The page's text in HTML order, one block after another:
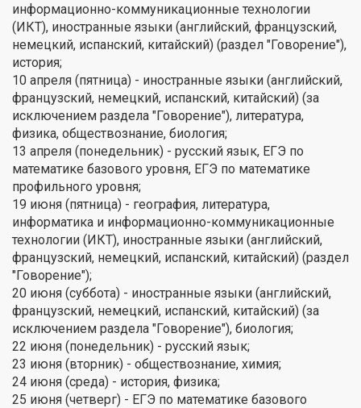
информационно-коммуникационные технологии
(ИКТ), иностранные языки (английский, французский,
немецкий, испанский, китайский) (раздел "Говорение"),
история;
10 апреля (пятница) - иностранные языки (английский,
французский, немецкий, испанский, китайский) (за
исключением раздела "Говорение"), литература,
физика, обществознание, биология;
13 апреля (понедельник) - русский язык, ЕГЭ по
математике базового уровня, ЕГЭ по математике
профильного уровня;
19 июня (пятница) - география, литература,
информатика и информационно-коммуникационные
технологии (ИКТ), иностранные языки (английский,
французский, немецкий, испанский, китайский) (раздел
"Говорение");
20 июня (суббота) - иностранные языки (английский,
французский, немецкий, испанский, китайский) (за
исключением раздела "Говорение"), биология;
22 июня (понедельник) - русский язык;
23 июня (вторник) - обществознание, химия;
24 июня (среда) - история, физика;
25 июня (четверг) - ЕГЭ по математике базового